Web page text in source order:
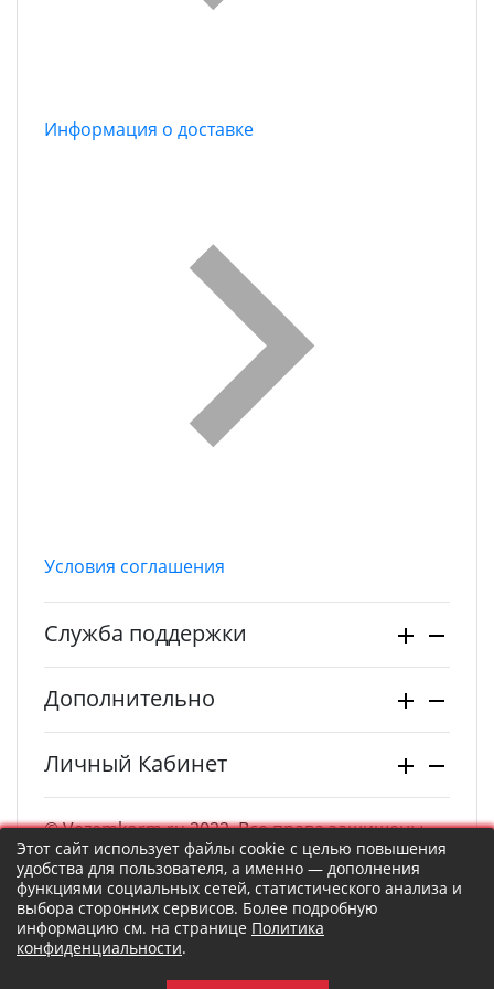
Информация о доставке
Условия соглашения
Служба поддержки
Дополнительно
Личный Кабинет
© Vezemkorm.ru 2022. Все права защищены.
Этот сайт использует файлы cookie с целью повышения
удобства для пользователя, а именно — дополнения
функциями социальных сетей, статистического анализа и
выбора сторонних сервисов. Более подробную
информацию см. на странице Политика
конфиденциальности.